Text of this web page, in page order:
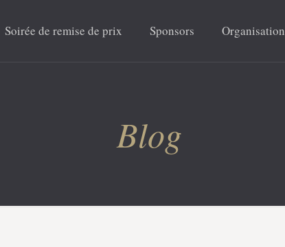
Soirée de remise de prix Sponsors Organisation
Blog